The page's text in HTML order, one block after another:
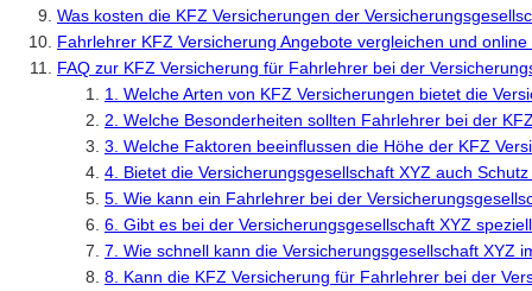
Was kosten die KFZ Versicherungen der
Fahrlehrer KFZ Versicherung Angebote vergleichen und
FAQ zur KFZ Versicherung für Fahrlehrer bei der
1. Welche Arten von KFZ Versicherungen bietet die
2. Welche Besonderheiten sollten Fahrlehrer bei der
3. Welche Faktoren beeinflussen die Höhe der KFZ
4. Bietet die Versicherungsgesellschaft XYZ auch
5. Wie kann ein Fahrlehrer bei der
6. Gibt es bei der Versicherungsgesellschaft XYZ
7. Wie schnell kann die Versicherungsgesellschaft XYZ
8. Kann die KFZ Versicherung für Fahrlehrer bei der